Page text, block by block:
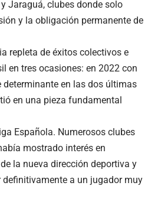
Jaraguá, clubes donde solo
y la obligación permanente de
repleta de éxitos colectivos e
en tres ocasiones: en 2022 con
en las dos últimas
en una pieza fundamental
Española. Numerosos clubes
mostrado interés en
la nueva dirección deportiva y
a un jugador muy